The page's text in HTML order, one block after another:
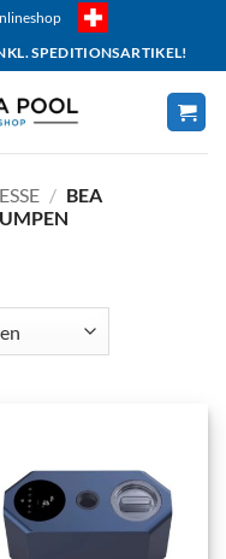
SPEDITIONSARTIKEL!
/ BEA